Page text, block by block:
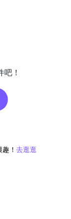
！
！ 去逛逛